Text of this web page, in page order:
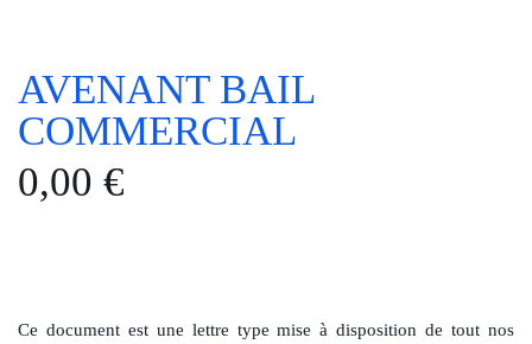
AVENANT BAIL
COMMERCIAL
0,00 €
Ce document est une lettre type mise à disposition de tout nos